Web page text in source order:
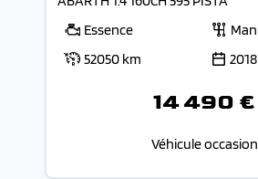
Essence
52050 km
2018
14 490 €
Véhicule occasion